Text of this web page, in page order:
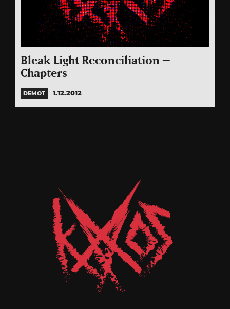
Bleak Light Reconciliation –
Chapters
DEMOT 1.12.2012